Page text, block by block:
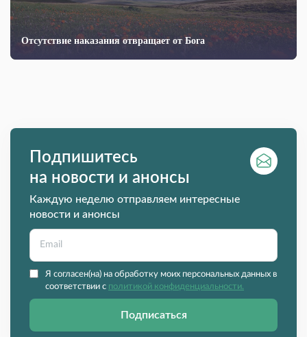
Отсут­ствие наказания отвращает от Бога
Подпишитесь
на новости и анонсы
Каждую неделю отправляем интересные
новости и анонсы
Я согласен(на) на обработку моих персональных данных в
соответствии с политикой конфиденциальности.
Подписаться